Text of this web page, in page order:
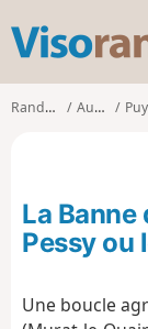
Randonnées Auvergne Puy-
La Banne
Pessy ou
Une boucle